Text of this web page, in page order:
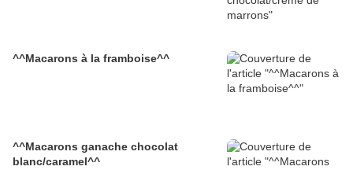
^^Macarons à la framboise^^
^^Macarons ganache chocolat
blanc/caramel^^